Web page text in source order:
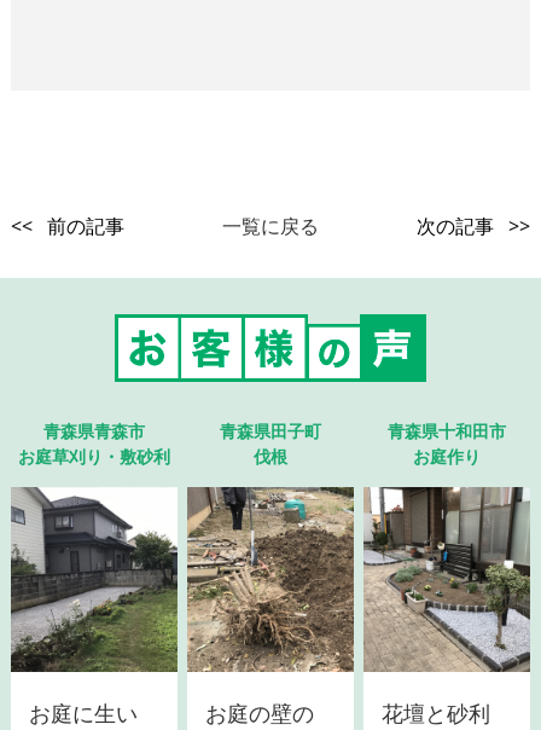
<< 前の記事 一覧に戻る 次の記事 >>
青森県青森市
お庭草刈り・敷砂利
お庭に生い
青森県田子町
伐根
お庭の壁の
青森県十和田市
お庭作り
花壇と砂利